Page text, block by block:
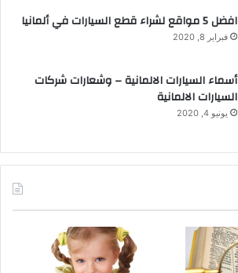
افضل 5 مواقع لشراء قطع السيارات في ألمانيا
فبراير 8, 2020
أسماء السيارات الالمانية – وشعارات شركات
السيارات الالمانية
يونيو 4, 2020